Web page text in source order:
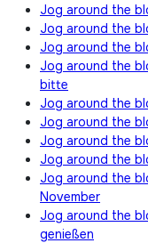
Jog around the
Jog around the
Jog around the
Jog around the
bitte
Jog around the
Jog around the
Jog around the
Jog around the
Jog around the
November
Jog around the
genießen